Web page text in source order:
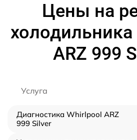
Цены на
холодильника
ARZ 999
Услуга
Диагностика Whirlpool ARZ
999 Silver